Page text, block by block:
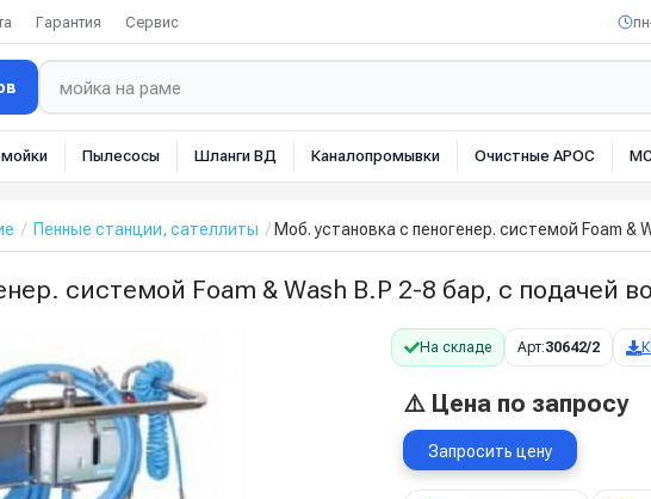
Гарантия Сервис
Пылесосы Шланги ВД Каналопромывки Очистные АРОС
Пенные станции, сателлиты Моб. установка с пеногенер. системой Foam &
системой Foam & Wash B.P 2-8 бар, с подачей
На складе Арт:30642/2
⚠️ Цена по запросу
Запросить цену